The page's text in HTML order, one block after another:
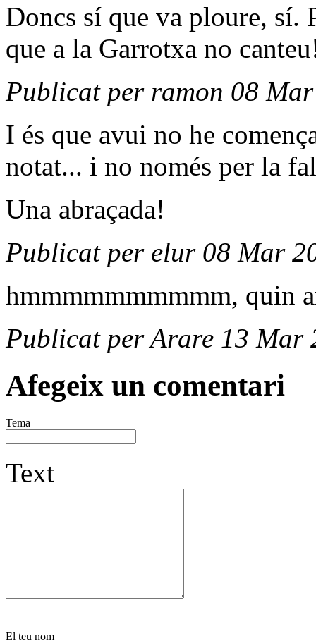
Doncs sí que va ploure, sí.
que a la Garrotxa no
Publicat per ramon 08
I és que avui no he
notat... i no només per la
Una abraçada!
Publicat per elur 08 Mar
hmmmmmmmmmm, quin
Publicat per Arare 13 Mar
Afegeix un comentari
Tema
Text
El teu nom